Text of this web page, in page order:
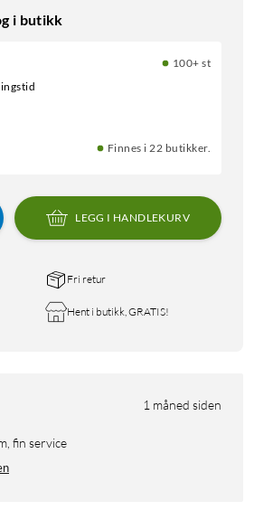
i butikk
100+ st
Finnes i 22 butikker.
LEGG I HANDLEKURV
Fri retur
Hent i butikk, GRATIS!
1 måned siden
fin service